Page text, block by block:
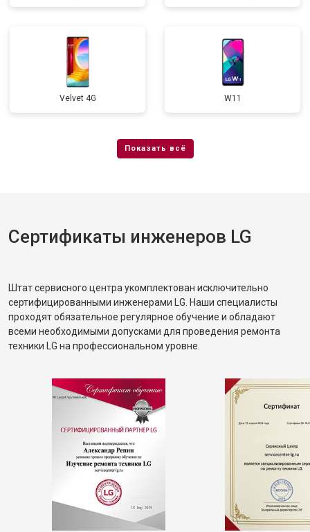
Velvet 4G W11
Сертификаты инженеров LG
Штат сервисного центра укомплектован исключительно
сертифицированными инженерами LG. Наши специалисты
проходят обязательное регулярное обучение и обладают
всеми необходимыми допусками для проведения ремонта
техники LG на профессиональном уровне.